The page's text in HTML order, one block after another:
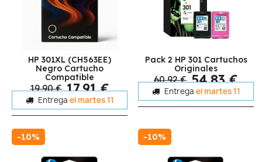
HP 301XL (CH563EE)
Negro Cartucho
Compatible
19,90 € 17,91 €
Entrega el martes 11
Pack 2 HP 301 Cartuchos
Originales
60,92 € 54,83 €
Entrega el martes 11
-10% -10%